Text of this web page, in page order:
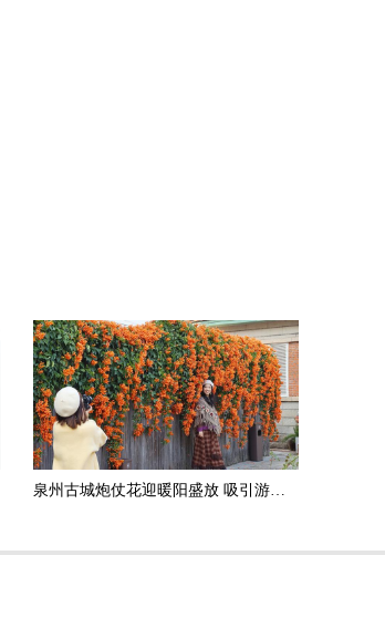
泉州古城炮仗花迎暖阳盛放 吸引游客打卡拍照